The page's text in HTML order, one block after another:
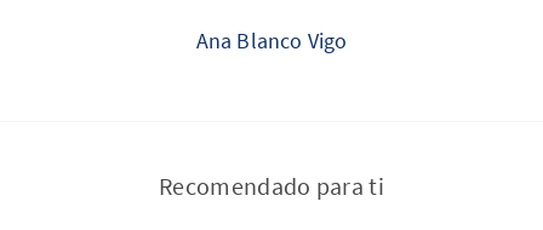
Ana Blanco Vigo
Recomendado para ti